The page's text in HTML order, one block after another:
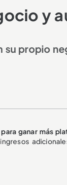
y
su propio
ganar más